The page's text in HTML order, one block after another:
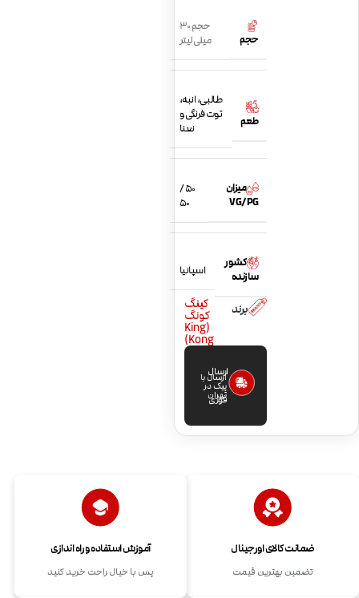
حجم
حجم 30
میلی لیتر
طعم
طالبی، انبه،
توت فرنگی و
نعنا
میزان
VG/PG
50 /
50
کشور
سازنده
اسپانیا
برند کینگ
کونگ
(King
Kong)
ارسال
فوری
ارسال با
پیک در
تهران
ضمانت کالای اورجینال
تضمین بهترین قیمت
آموزش استفاده و راه اندازی
پس با خیال راحت خرید کنید